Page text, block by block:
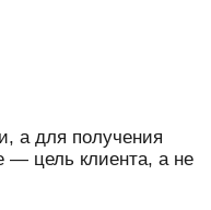
а для получения
— цель клиента, а не